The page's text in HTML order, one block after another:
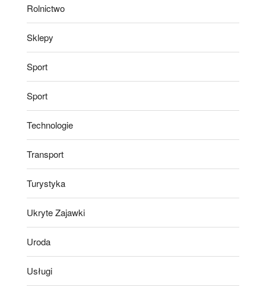
Rolnictwo
Sklepy
Sport
Sport
Technologie
Transport
Turystyka
Ukryte Zajawki
Uroda
Usługi